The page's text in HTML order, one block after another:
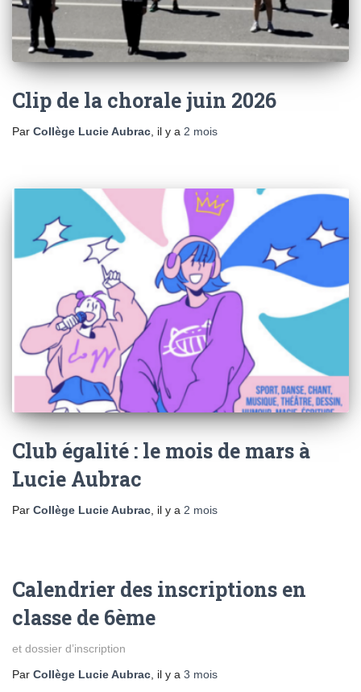
Clip de la chorale juin 2026
Par Collège Lucie Aubrac , il y a 2 mois
Club égalité : le mois de mars à
Lucie Aubrac
Par Collège Lucie Aubrac, il y a 2 mois
Calendrier des inscriptions en
classe de 6ème
et dossier d’inscription
Par Collège Lucie Aubrac, il y a 3 mois